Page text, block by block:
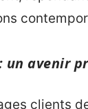
un avenir
clients